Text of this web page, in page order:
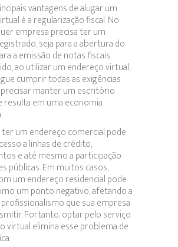
vantagens de alugar um
é a regularização fiscal. No
empresa precisa ter um
seja para a abertura do
a emissão de notas fiscais.
ao utilizar um endereço virtual,
cumprir todas as exigências
manter um escritório
resulta em uma economia
ter um endereço comercial pode
a linhas de crédito,
e até mesmo a participação
públicas. Em muitos casos,
um endereço residencial pode
um ponto negativo, afetando a
que sua empresa
Portanto, optar pelo serviço
virtual elimina esse problema de